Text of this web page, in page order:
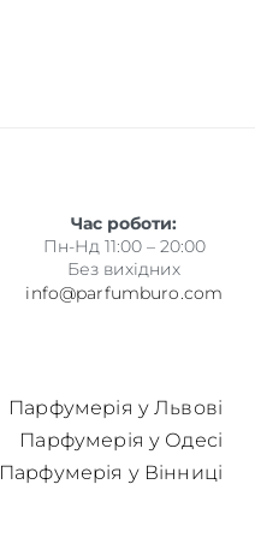
Час роботи:
Пн-Нд 11:00 – 20:00
Без вихідних
info@parfumburo.com
Парфумерія у Львові
Парфумерія у Одесі
Парфумерія у Вінниці